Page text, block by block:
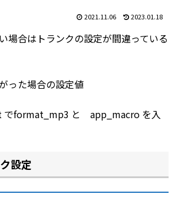
2021.11.06 2023.01.18
場合はトランクの設定が間違っている
った場合の設定値
でformat_mp3 と app_macro を入
設定